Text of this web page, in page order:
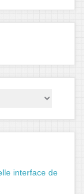
interface de